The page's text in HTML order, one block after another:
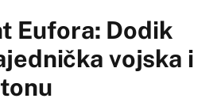
Eufora: Dodik
vojska i